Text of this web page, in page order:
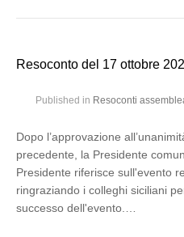
Resoconto del 17 ottobre
Published in Resoconti
Dopo l’approvazione
precedente, la Presidente
Presidente riferisce sull'evento
ringraziando i colleghi siciliani
successo dell'evento.…